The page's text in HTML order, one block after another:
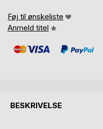
Føj til ønskeliste
Anmeld titel
BESKRIVELSE